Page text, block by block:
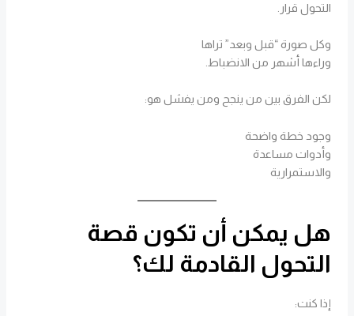
التحول قرار.
وكل صورة “قبل وبعد” تراها
وراءها أشهر من الانضباط.
لكن الفرق بين من ينجح ومن يفشل هو:
وجود خطة واضحة
وأدوات مساعدة
والاستمرارية
هل يمكن أن تكون قصة
التحول القادمة لك؟
إذا كنت: